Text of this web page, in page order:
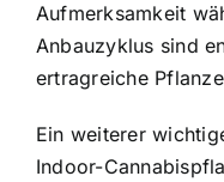
Aufmerksamkeit
Anbauzyklus sind
ertragreiche
Ein weiterer
Indoor-